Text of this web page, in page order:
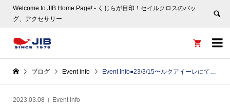
Welcome to JIB Home Page! ‐ くじらが目印！セイルクロスのバッ
グ、アクセサリー


ブログ Event info Event Info●23/3/15〜ルクアイーレにてJIBフェア開催！
2023.03.08 Event info